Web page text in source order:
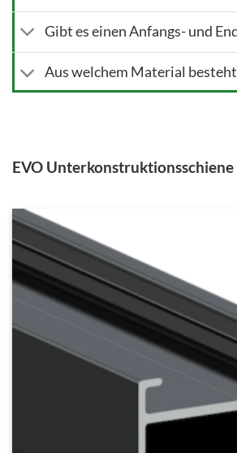
Gibt es einen Anfangs- und
Aus welchem Material
EVO Unterkonstruktionsschiene